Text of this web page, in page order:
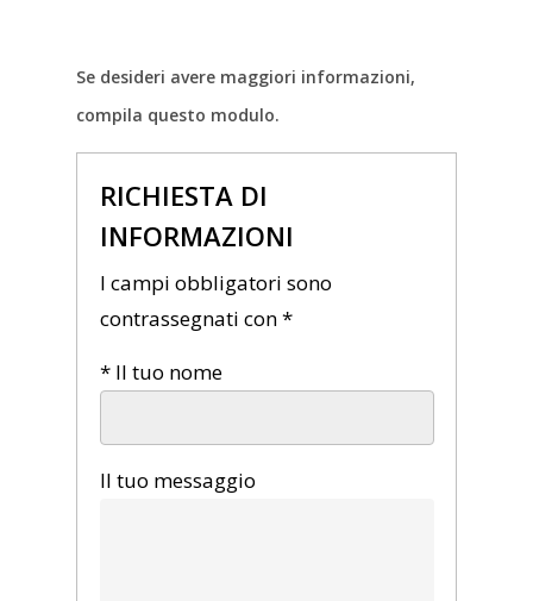
Se desideri avere maggiori informazioni,
compila questo modulo.
RICHIESTA DI
INFORMAZIONI
I campi obbligatori sono
contrassegnati con *
* Il tuo nome
Il tuo messaggio